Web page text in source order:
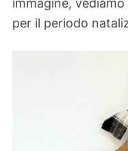
immagine,
per il periodo